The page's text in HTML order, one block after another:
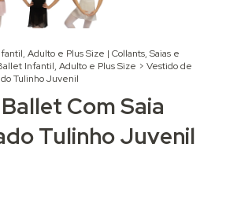
Adulto e Plus Size | Collants, Saias e
Infantil, Adulto e Plus Size > Vestido de
Tulinho Juvenil
Com Saia
Tulinho Juvenil